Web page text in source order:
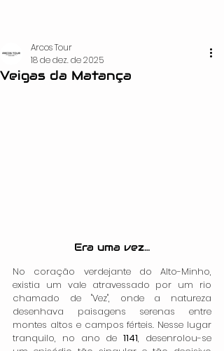
Veigas da Matança
Arcos Tour
18 de dez. de 2025
Era uma vez…
No coração verdejante do Alto-Minho,
existia um vale atravessado por um rio
chamado de "Vez", onde a natureza
desenhava paisagens serenas entre
montes altos e campos férteis. Nesse lugar
tranquilo, no ano de 1141, desenrolou-se